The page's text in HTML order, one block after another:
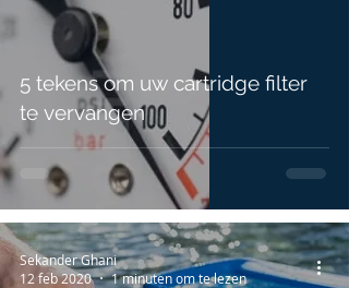
5 tekens om uw cartridge filter
te vervangen
Sekander Ghani
12 feb 2020
1 minuten om te lezen